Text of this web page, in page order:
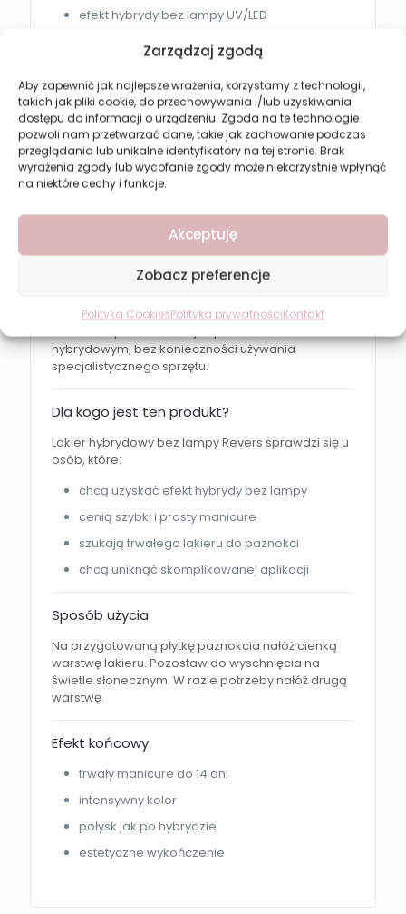
Zarządzaj zgodą
Aby zapewnić jak najlepsze wrażenia, korzystamy z technologii,
takich jak pliki cookie, do przechowywania i/lub uzyskiwania
dostępu do informacji o urządzeniu. Zgoda na te technologie
pozwoli nam przetwarzać dane, takie jak zachowanie podczas
przeglądania lub unikalne identyfikatory na tej stronie. Brak
wyrażenia zgody lub wycofanie zgody może niekorzystnie wpłynąć
na niektóre cechy i funkcje.
Akceptuję
Zobacz preferencje
Polityka CookiesPolityka prywatnościKontakt
efekt hybrydy bez lampy UV/LED
trwałość nawet do 14 dni
szybkie wysychanie
łatwa aplikacja dzięki płaskiemu pędzelkowi
odporność na odpryski i ścieranie
łatwe usuwanie zwykłym zmywaczem
Zastosowanie i efekt
Lakier hybrydowy bez lampy Revers Gel Lac One
Step 07 pozwala uzyskać trwały, estetyczny
manicure o intensywnym kolorze i wysokim
hybrydowym, bez konieczności używania
specjalistycznego sprzętu.
Dla kogo jest ten produkt?
Lakier hybrydowy bez lampy Revers sprawdzi się u
osób, które:
chcą uzyskać efekt hybrydy bez lampy
cenią szybki i prosty manicure
szukają trwałego lakieru do paznokci
chcą uniknąć skomplikowanej aplikacji
Sposób użycia
Na przygotowaną płytkę paznokcia nałóż cienką
warstwę lakieru. Pozostaw do wyschnięcia na
świetle słonecznym. W razie potrzeby nałóż drugą
warstwę.
Efekt końcowy
trwały manicure do 14 dni
intensywny kolor
połysk jak po hybrydzie
estetyczne wykończenie